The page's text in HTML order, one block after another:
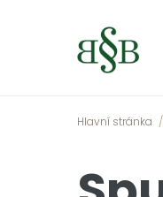
Hlavní stránka /